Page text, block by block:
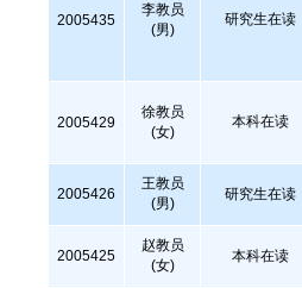
2005435
李教员
(男)
研究生在读
2005429
徐教员
(女)
本科在读
2005426
王教员
(男)
研究生在读
2005425
赵教员
(女)
本科在读